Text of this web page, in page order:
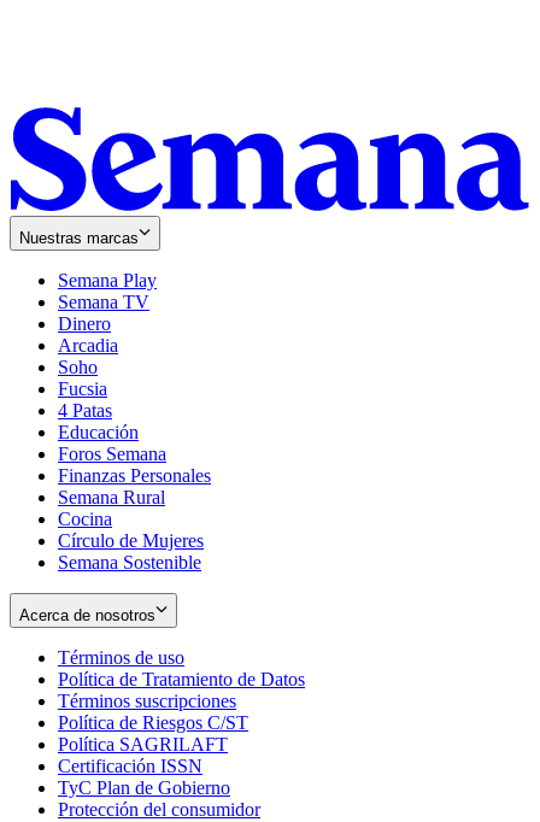
Nuestras marcas
Semana Play
Semana TV
Dinero
Arcadia
Soho
in
new
window
Fucsia
in
new
window
4 Patas
Educación
Foros Semana
Finanzas Personales
Semana Rural
Cocina
Círculo de Mujeres
Semana Sostenible
Acerca de nosotros
Términos de uso
in
new
window
Política de Tratamiento de Datos
Términos suscripciones
in
Política de Riesgos C/ST
Política SAGRILAFT
new
window
Certificación ISSN
in
new
TyC Plan de Gobierno
in
Protección del consumidorOpens